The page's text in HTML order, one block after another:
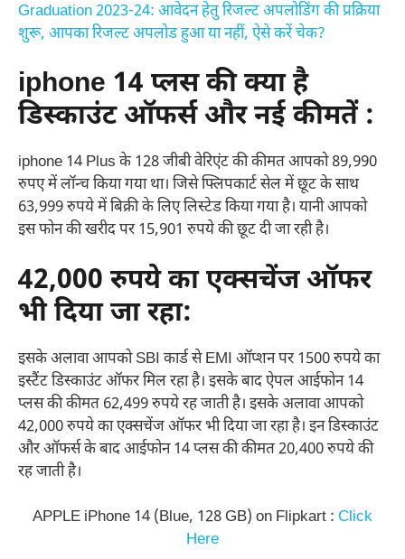
Graduation 2023-24: आवेदन हेतु रिजल्ट अपलोडिंग की प्रक्रिया
शुरू, आपका रिजल्ट अपलोड हुआ या नहीं, ऐसे करें चेक?
iphone 14 प्लस की क्या है
डिस्काउंट ऑफर्स और नई कीमतें:
iphone 14 Plus के 128 जीबी वेरिएंट की कीमत आपको 89,990
रुपए में लॉन्च किया गया था। जिसे फ्लिपकार्ट सेल में छूट के साथ
63,999 रुपये में बिक्री के लिए लिस्टेड किया गया है। यानी आपको
इस फोन की खरीद पर 15,901 रुपये की छूट दी जा रही है।
42,000 रुपये का एक्सचेंज ऑफर
भी दिया जा रहा:
इसके अलावा आपको SBI कार्ड से EMI ऑप्शन पर 1500 रुपये का
इस्टैंट डिस्काउंट ऑफर मिल रहा है। इसके बाद ऐपल आईफोन 14
प्लस की कीमत 62,499 रुपये रह जाती है। इसके अलावा आपको
42,000 रुपये का एक्सचेंज ऑफर भी दिया जा रहा है। इन डिस्काउंट
और ऑफर्स के बाद आईफोन 14 प्लस की कीमत 20,400 रुपये की
रह जाती है।
APPLE iPhone 14 (Blue, 128 GB) on Flipkart : Click
Here